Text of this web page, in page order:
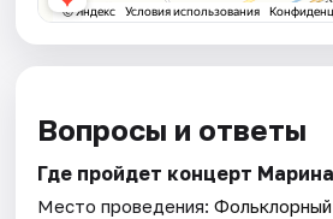
Вопросы и ответы
Где пройдет концерт
Место проведения: